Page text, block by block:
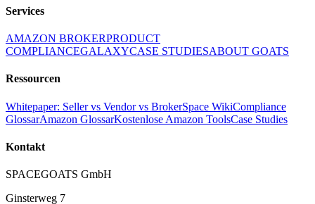
Services
AMAZON BROKERPRODUCT
COMPLIANCEGALAXYCASE STUDIESABOUT GOATS
Ressourcen
Whitepaper: Seller vs Vendor vs BrokerSpace WikiCompliance
GlossarAmazon GlossarKostenlose Amazon ToolsCase Studies
Kontakt
SPACEGOATS GmbH
Ginsterweg 7